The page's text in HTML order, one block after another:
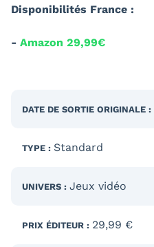
Disponibilités France :
- Amazon 29,99€
DATE DE SORTIE ORIGINALE :
TYPE : Standard
UNIVERS : Jeux vidéo
PRIX ÉDITEUR : 29,99 €